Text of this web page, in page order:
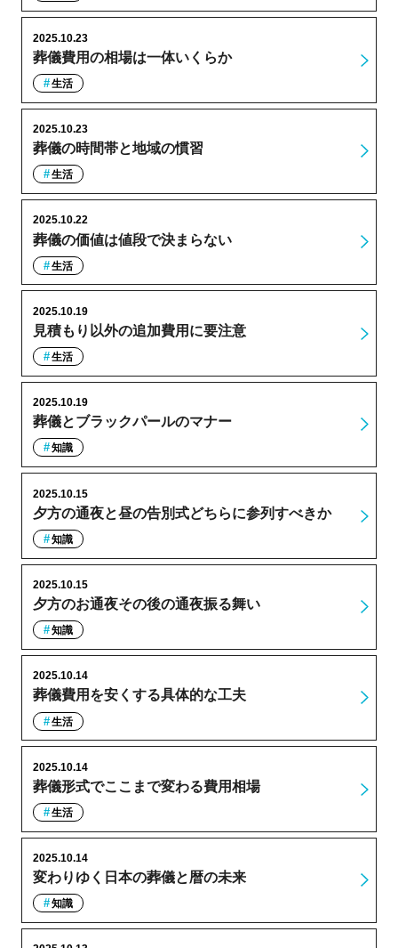
葬儀費用の相場は一体いくらか
2025.10.23
生活
葬儀の時間帯と地域の慣習
2025.10.23
生活
葬儀の価値は値段で決まらない
2025.10.22
生活
見積もり以外の追加費用に要注意
2025.10.19
生活
葬儀とブラックパールのマナー
2025.10.19
知識
夕方の通夜と昼の告別式どちらに参列すべきか
2025.10.15
知識
夕方のお通夜その後の通夜振る舞い
2025.10.15
知識
葬儀費用を安くする具体的な工夫
2025.10.14
生活
葬儀形式でここまで変わる費用相場
2025.10.14
生活
変わりゆく日本の葬儀と暦の未来
2025.10.14
知識